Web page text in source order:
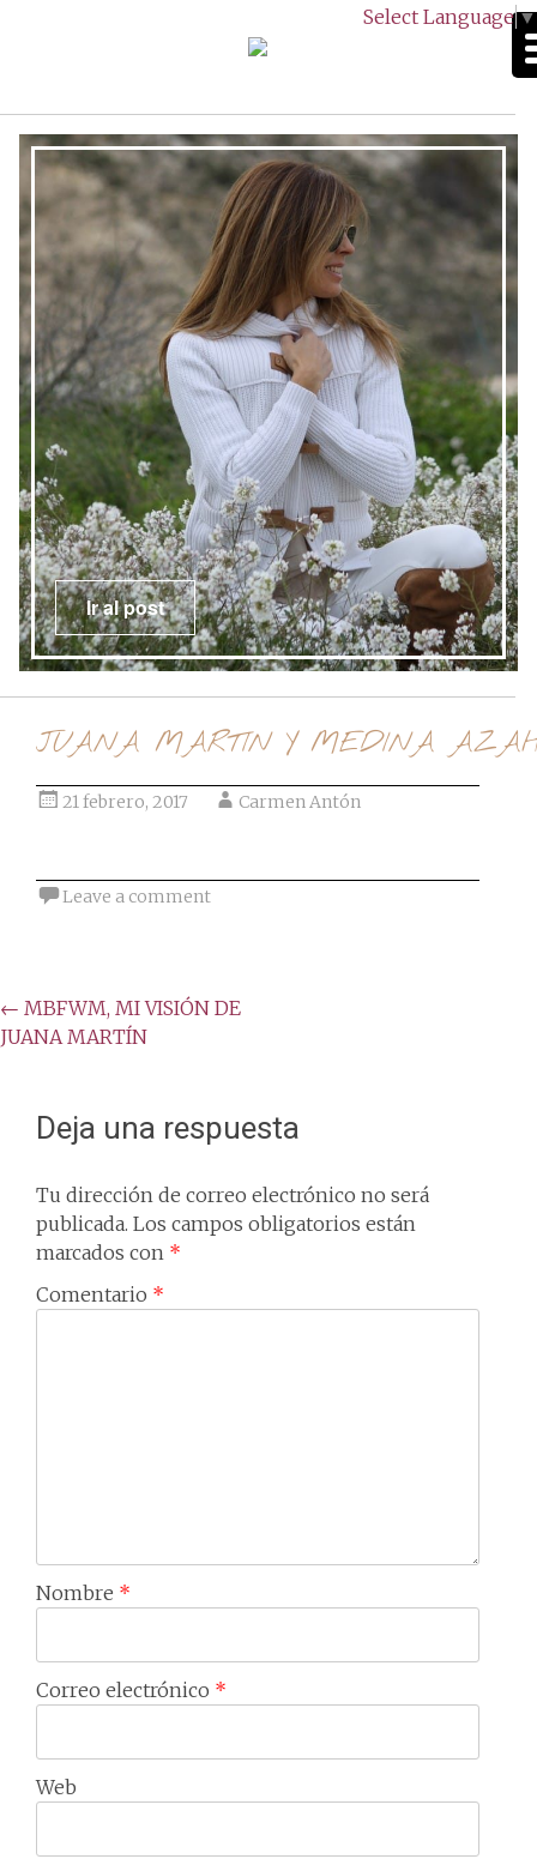
Select Language▼
Ir al post
JUANA MARTIN Y MEDINA
21 febrero, 2017 Carmen Antón
Leave a comment
Post
navigation
← MBFWM, MI VISIÓN DE
JUANA MARTÍN
Deja una respuesta
Tu dirección de correo electrónico no será
publicada. Los campos obligatorios están
marcados con *
Comentario *
Nombre *
Correo electrónico *
Web